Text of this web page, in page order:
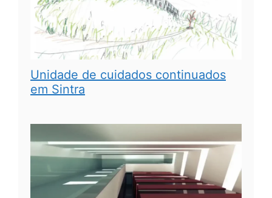
Unidade de cuidados continuados
em Sintra